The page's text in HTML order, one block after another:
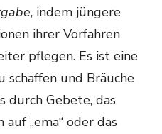
, indem jüngere
ihrer Vorfahren
pflegen. Es ist eine
schaffen und Bräuche
durch Gebete, das
„ema“ oder das